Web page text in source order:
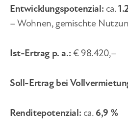
Entwicklungspotenzial: ca.
– Wohnen, gemischte
Ist-Ertrag p. a.: € 98.420,–
Soll-Ertrag bei
Renditepotenzial: ca. 6,9 %